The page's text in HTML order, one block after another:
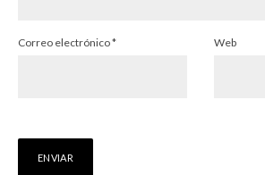
Correo electrónico* Web